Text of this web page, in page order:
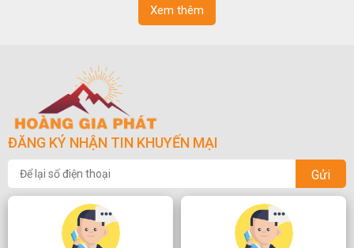
Xem thêm
ĐĂNG KÝ NHẬN TIN KHUYẾN MẠI
Gửi